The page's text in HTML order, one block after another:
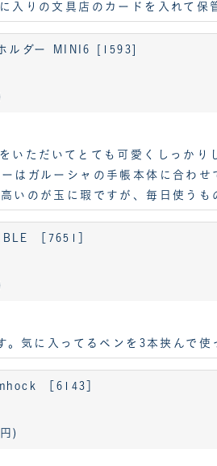
入りの文具店のカードを入れて保
ルダー MINI6 [1593]
いただいてとても可愛くしっか
はガルーシャの手帳本体に合わ
いのが玉に瑕ですが、毎日使う
［7651］
気に入ってるペンを3本挟んで使
［6143］
)